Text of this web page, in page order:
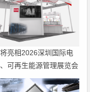
亮相2026深圳国际电
可再生能源管理展览会